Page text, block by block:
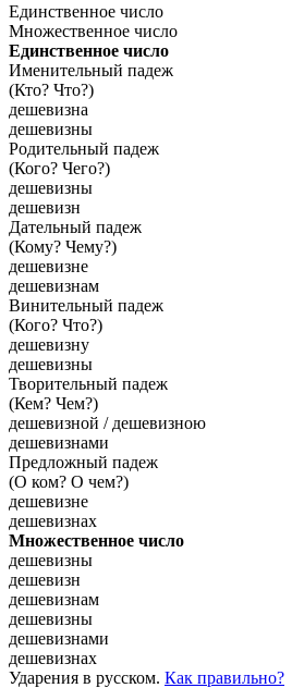
Единственное число
Множественное число
Единственное число
Именительный падеж
(Кто? Что?)
дешевизна
дешевизны
Родительный падеж
(Кого? Чего?)
дешевизны
дешевизн
Дательный падеж
(Кому? Чему?)
дешевизне
дешевизнам
Винительный падеж
(Кого? Что?)
дешевизну
дешевизны
Творительный падеж
(Кем? Чем?)
дешевизной / дешевизною
дешевизнами
Предложный падеж
(О ком? О чем?)
дешевизне
дешевизнах
Множественное число
дешевизны
дешевизн
дешевизнам
дешевизны
дешевизнами
дешевизнах
Ударения в русском. Как правильно?